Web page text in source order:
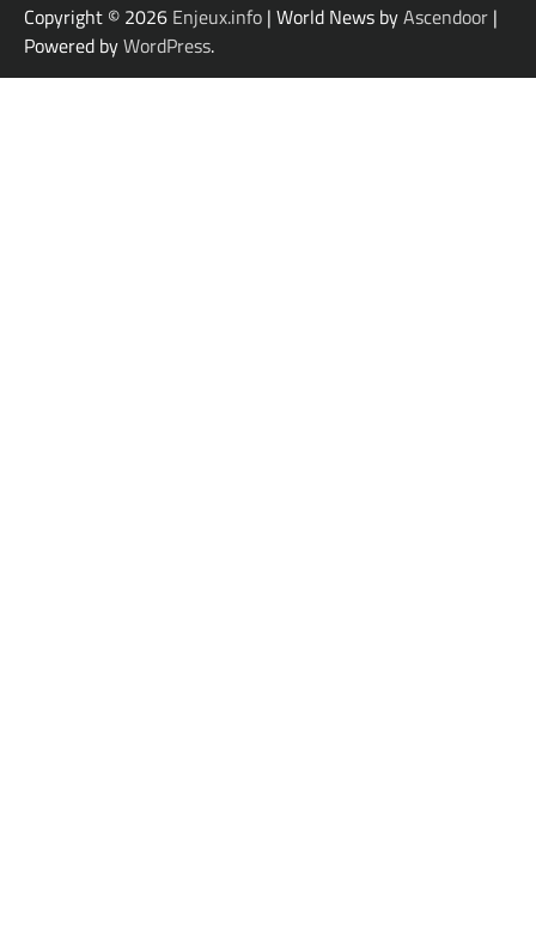
Copyright © 2026 Enjeux.info | World News byAscendoor |
Powered byWordPress.